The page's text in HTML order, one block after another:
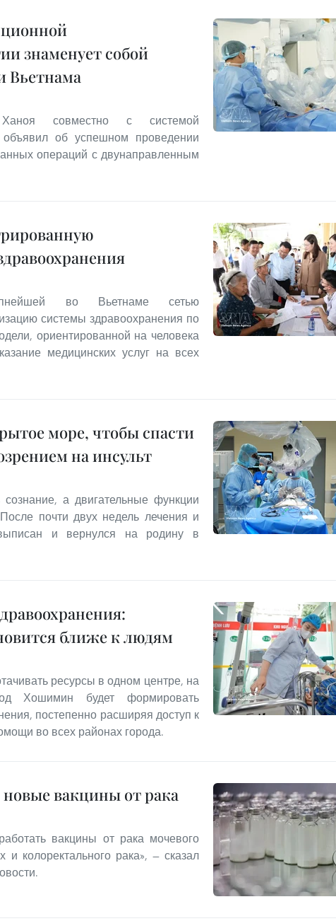
знаменует собой
Вьетнама
Ханоя совместно с системой
объявил об успешном проведении
операций с двунаправленным
во Вьетнаме сетью
системы здравоохранения по
ориентированной на человека
медицинских услуг на всех
море, чтобы спасти
на инсульт
а двигательные функции
почти двух недель лечения и
и вернулся на родину в
ближе к людям
ресурсы в одном центре, на
Хошимин будет формировать
постепенно расширяя доступ к
во всех районах города.
вакцины от рака
вакцины от рака мочевого
и колоректального рака», — сказал